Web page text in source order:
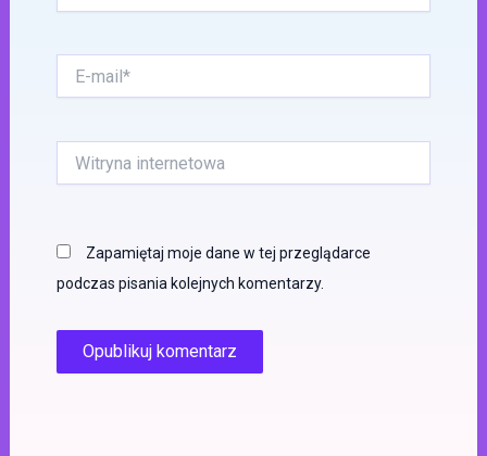
mail*
internetowa
Zapamiętaj moje dane w tej przeglądarce
podczas pisania kolejnych komentarzy.